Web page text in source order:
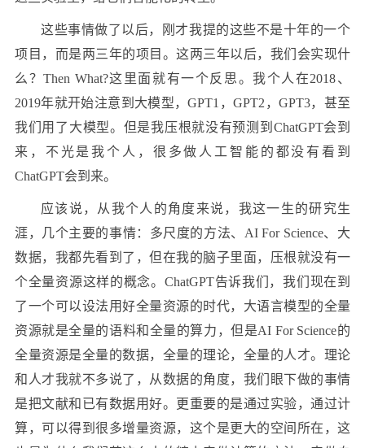
这些事情做了以后，刚才我提的这些不是十年的一个
项目，而是两三年的项目。这两三年以后，我们会实现什
么？Then What?这里面就有一个反思。我个人在2018、
2019年就开始注意到大模型，GPT1，GPT2，GPT3，甚至
我们用了大模型。但是我压根就没有预测到ChatGPT会到
来，不光是我个人，很多做人工智能的都没有看到
ChatGPT会到来。
应该说，从我个人的角度来说，我这一生的研究生
涯，几个主要的事情：多尺度的方法、AI For Science、大
数据，我都先看到了，但在我的脑子里面，压根就没有一
个全量资源这样的概念。ChatGPT告诉我们，我们现在到
了一个可以设法用好全量资源的时代，大语言模型的全量
资源就是全量的语料和全量的算力，但是AI For Science的
全量资源是全量的数据，全量的理论，全量的人才。理论
和人才我就不多说了，从数据的角度，我们眼下做的事情
是把文献和已有数据用好。更重要的是通过实验，通过计
算，可以得到很多增量资源，这个是更大的空间所在，这